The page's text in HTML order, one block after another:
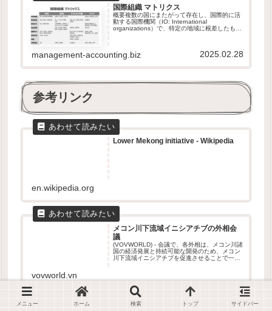
国際組織 マトリクス
概要複数の国にまたがって存在し、国際的に活
動する国際機関（IO: International
organizations）で、特定の地域に根差したもの
management-accounting.biz 2025.02.28
参考リンク
Lower Mekong initiative - Wikipedia
en.wikipedia.org
メコン川下流域イニシアチブの外相会
議
(VOVWORLD) - 会議で、各外相は、メコン川諸
国の経済発展と持続可能な開発のため、メコン
川下流域イニシアチブを促進させることで一致
vovworld.vn
メニュー ホーム 検索 トップ サイドバー